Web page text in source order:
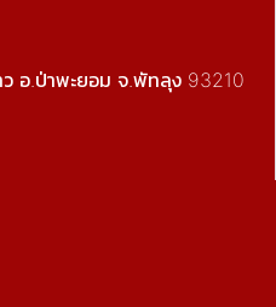
อ.ป่าพะยอม จ.พัทลุง 93210